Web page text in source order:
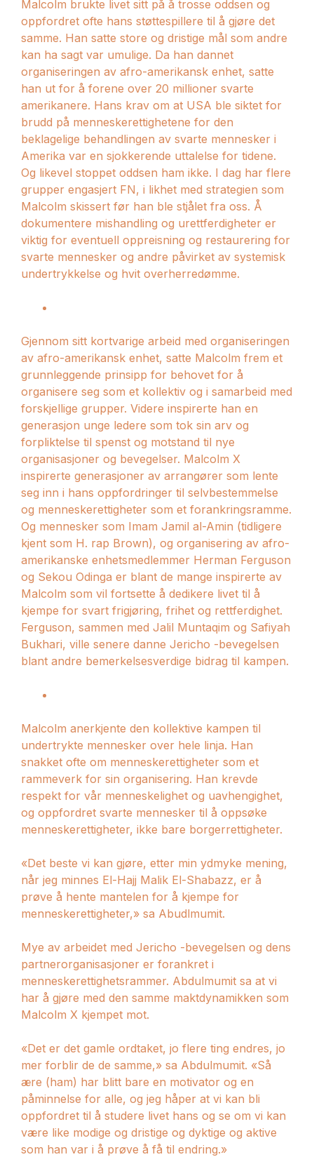
Malcolm brukte livet sitt på å trosse oddsen og
oppfordret ofte hans støttespillere til å gjøre det
samme. Han satte store og dristige mål som andre
kan ha sagt var umulige. Da han dannet
organiseringen av afro-amerikansk enhet, satte
han ut for å forene over 20 millioner svarte
amerikanere. Hans krav om at USA ble siktet for
brudd på menneskerettighetene for den
beklagelige behandlingen av svarte mennesker i
Amerika var en sjokkerende uttalelse for tidene.
Og likevel stoppet oddsen ham ikke. I dag har flere
grupper engasjert FN, i likhet med strategien som
Malcolm skissert før han ble stjålet fra oss. Å
dokumentere mishandling og urettferdigheter er
viktig for eventuell oppreisning og restaurering for
svarte mennesker og andre påvirket av systemisk
undertrykkelse og hvit overherredømme.
Gjennom sitt kortvarige arbeid med organiseringen
av afro-amerikansk enhet, satte Malcolm frem et
grunnleggende prinsipp for behovet for å
organisere seg som et kollektiv og i samarbeid med
forskjellige grupper. Videre inspirerte han en
generasjon unge ledere som tok sin arv og
forpliktelse til spenst og motstand til nye
organisasjoner og bevegelser. Malcolm X
inspirerte generasjoner av arrangører som lente
seg inn i hans oppfordringer til selvbestemmelse
og menneskerettigheter som et forankringsramme.
Og mennesker som Imam Jamil al-Amin (tidligere
kjent som H. rap Brown), og organisering av afro-
amerikanske enhetsmedlemmer Herman Ferguson
og Sekou Odinga er blant de mange inspirerte av
Malcolm som vil fortsette å dedikere livet til å
kjempe for svart frigjøring, frihet og rettferdighet.
Ferguson, sammen med Jalil Muntaqim og Safiyah
Bukhari, ville senere danne Jericho -bevegelsen
blant andre bemerkelsesverdige bidrag til kampen.
Malcolm anerkjente den kollektive kampen til
undertrykte mennesker over hele linja. Han
snakket ofte om menneskerettigheter som et
rammeverk for sin organisering. Han krevde
respekt for vår menneskelighet og uavhengighet,
og oppfordret svarte mennesker til å oppsøke
menneskerettigheter, ikke bare borgerrettigheter.
«Det beste vi kan gjøre, etter min ydmyke mening,
når jeg minnes El-Hajj Malik El-Shabazz, er å
prøve å hente mantelen for å kjempe for
menneskerettigheter,» sa Abudlmumit.
Mye av arbeidet med Jericho -bevegelsen og dens
partnerorganisasjoner er forankret i
menneskerettighetsrammer. Abdulmumit sa at vi
har å gjøre med den samme maktdynamikken som
Malcolm X kjempet mot.
«Det er det gamle ordtaket, jo flere ting endres, jo
mer forblir de de samme,» sa Abdulmumit. «Så
ære (ham) har blitt bare en motivator og en
påminnelse for alle, og jeg håper at vi kan bli
oppfordret til å studere livet hans og se om vi kan
være like modige og dristige og dyktige og aktive
som han var i å prøve å få til endring.»